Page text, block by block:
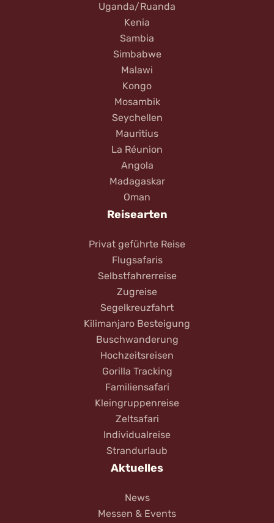
Uganda/Ruanda
Kenia
Sambia
Simbabwe
Malawi
Kongo
Mosambik
Seychellen
Mauritius
La Réunion
Angola
Madagaskar
Oman
Reisearten
Privat geführte Reise
Flugsafaris
Selbstfahrerreise
Zugreise
Segelkreuzfahrt
Kilimanjaro Besteigung
Buschwanderung
Hochzeitsreisen
Gorilla Tracking
Familiensafari
Kleingruppenreise
Zeltsafari
Individualreise
Strandurlaub
Aktuelles
News
Messen & Events